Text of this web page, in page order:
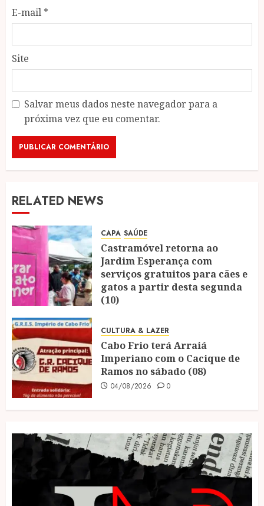
E-mail *
Site
Salvar meus dados neste navegador para a
próxima vez que eu comentar.
RELATED NEWS
CAPA SAÚDE
Castramóvel retorna ao
Jardim Esperança com
serviços gratuitos para cães e
gatos a partir desta segunda
(10)
CULTURA & LAZER
Cabo Frio terá Arraiá
Imperiano com o Cacique de
Ramos no sábado (08)
04/08/2026 0